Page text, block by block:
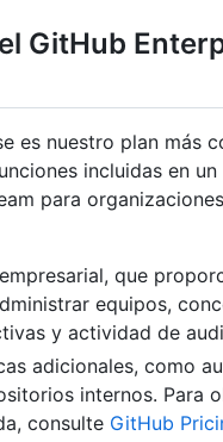
GitHub
es nuestro plan más
incluidas en
para
que
equipos,
y actividad de
adicionales, como
internos. Para
consulte GitHub